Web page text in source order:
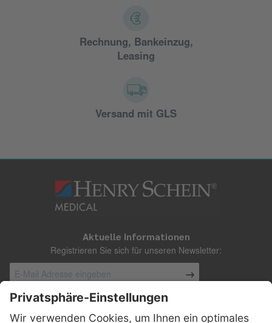
Rechnung, Bankeinzug,
Leasing
Versand mit GLS
Aktuelle Informationen
Registrieren Sie sich für unseren Newsletter:
Kontakt